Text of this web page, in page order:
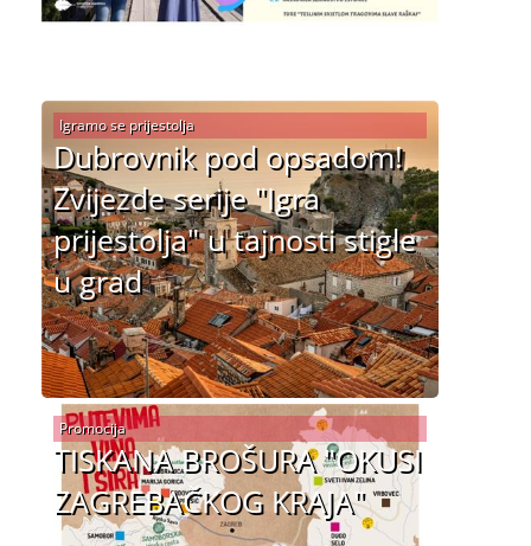
Dubrovnik pod opsadom!
Zvijezde serije "Igra
prijestolja" u tajnosti stigle
u grad
Igramo se prijestolja
TISKANA BROŠURA "OKUSI
ZAGREBAČKOG KRAJA"
Promocija